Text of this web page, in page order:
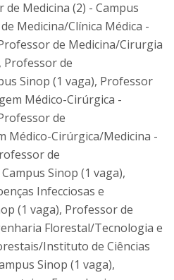
Medicina (2) - Campus
Medicina/Clínica Médica -
de Medicina/Cirurgia
Professor de
Sinop (1 vaga), Professor
Médico-Cirúrgica -
de
Médico-Cirúrgica/Medicina -
de
Sinop (1 vaga),
Infecciosas e
(1 vaga), Professor de
Florestal/Tecnologia e
Instituto de Ciências
Sinop (1 vaga),